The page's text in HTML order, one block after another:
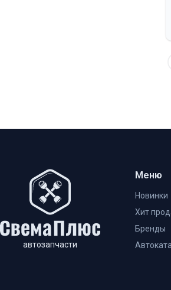
автозапчасти
Меню
Новинки
Хит
Бренды